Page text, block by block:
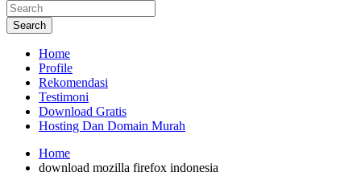
Search
Home
Profile
Rekomendasi
Testimoni
Download Gratis
Hosting Dan Domain Murah
Home
download mozilla firefox indonesia